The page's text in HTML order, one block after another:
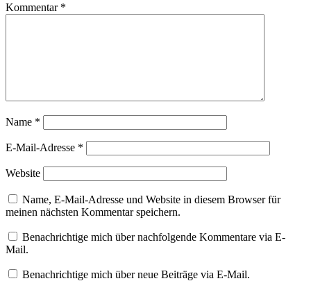
Kommentar *
Name *
E-Mail-Adresse *
Website
Name, E-Mail-Adresse und Website in diesem Browser für
meinen nächsten Kommentar speichern.
Benachrichtige mich über nachfolgende Kommentare via E-
Mail.
Benachrichtige mich über neue Beiträge via E-Mail.